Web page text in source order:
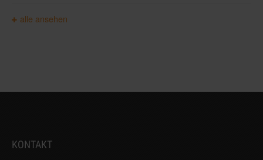
alle ansehen
KONTAKT